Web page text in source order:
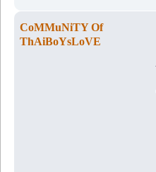
CoMMuNiTY Of
ThAiBoYsLoVE